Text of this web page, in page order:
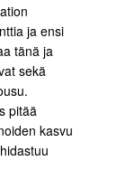
ja ensi
tänä ja
sekä
pitää
kasvu